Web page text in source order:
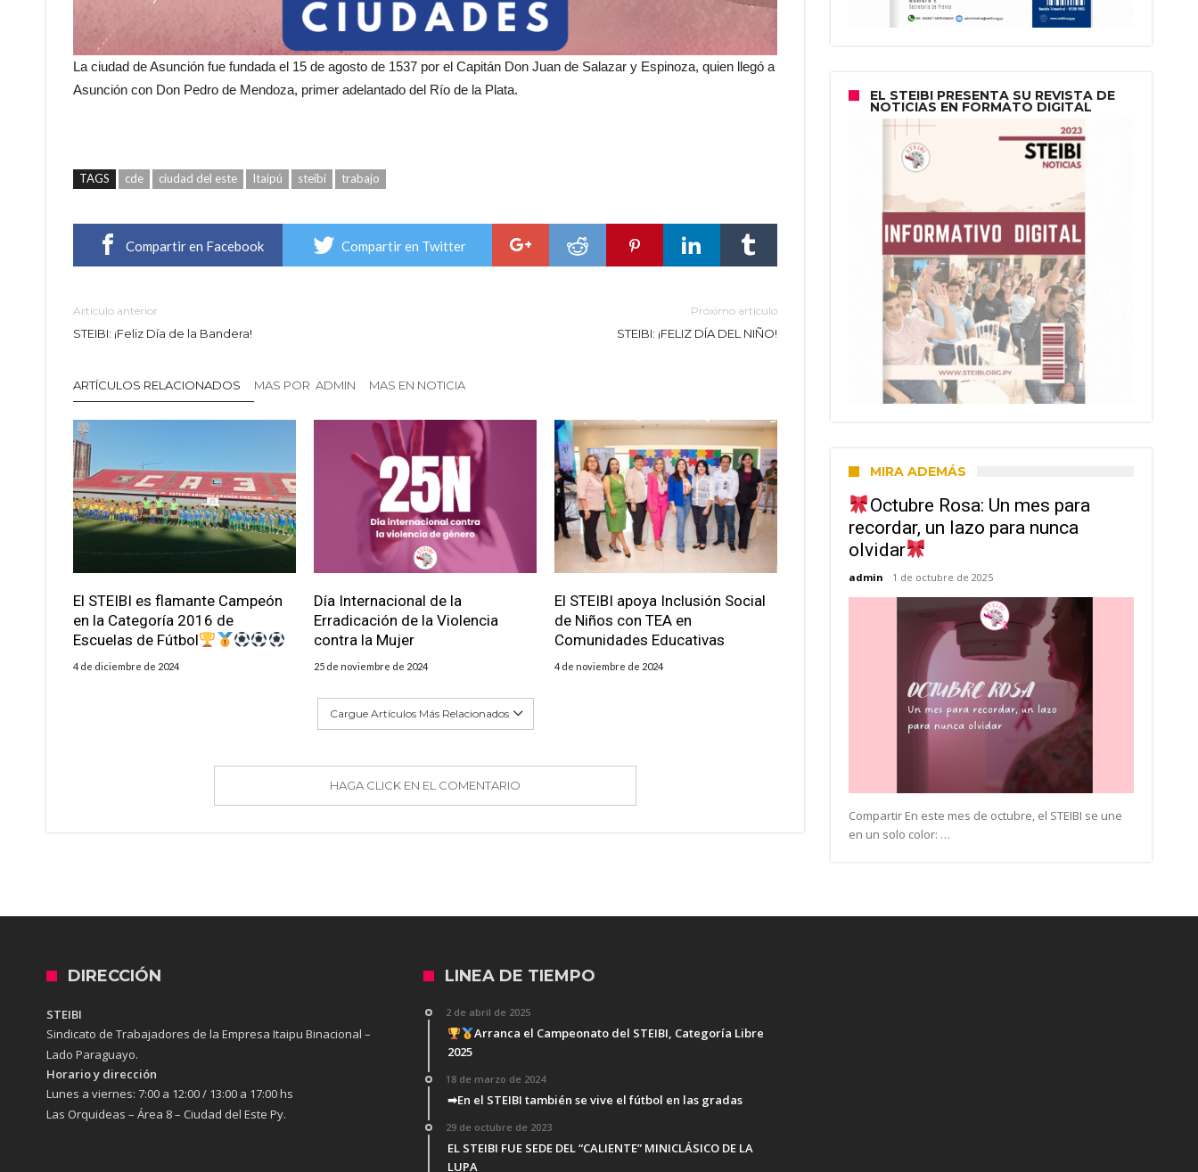
La ciudad de Asunción fue fundada el 15 de agosto de 1537 por el Capitán Don Juan de Salazar y Espinoza, quien llegó a
Asunción con Don Pedro de Mendoza, primer adelantado del Río de la Plata.
TAGS cde ciudad del este Itaipú steibi trabajo
Compartir en Facebook Compartir en Twitter
Artículo anterior
STEIBI: ¡Feliz Día de la Bandera!
Próximo artículo
STEIBI: ¡FELIZ DÍA DEL NIÑO!
ARTÍCULOS RELACIONADOS MAS POR ADMIN MAS EN NOTICIA
El STEIBI es flamante Campeón
en la Categoría 2016 de
Escuelas de Fútbol
4 de diciembre de 2024
Día Internacional de la
Erradicación de la Violencia
contra la Mujer
25 de noviembre de 2024
El STEIBI apoya Inclusión Social
de Niños con TEA en
Comunidades Educativas
4 de noviembre de 2024
Cargue Artículos Más Relacionados
HAGA CLICK EN EL COMENTARIO
EL STEIBI PRESENTA SU REVISTA DE
NOTICIAS EN FORMATO DIGITAL
MIRA ADEMÁS
Octubre Rosa: Un mes para
recordar, un lazo para nunca
olvidar
admin 1 de octubre de 2025
Compartir En este mes de octubre, el STEIBI se une
en un solo color: …
DIRECCIÓN
STEIBI
Sindicato de Trabajadores de la Empresa Itaipu Binacional –
Lado Paraguayo.
Horario y dirección
Lunes a viernes: 7:00 a 12:00 / 13:00 a 17:00 hs
Las Orquideas – Área 8 – Ciudad del Este Py.
LINEA DE TIEMPO
2 de abril de 2025
Arranca el Campeonato del STEIBI, Categoría Libre
2025
18 de marzo de 2024
➡En el STEIBI también se vive el fútbol en las gradas
29 de octubre de 2023
EL STEIBI FUE SEDE DEL “CALIENTE” MINICLÁSICO DE LA
LUPA